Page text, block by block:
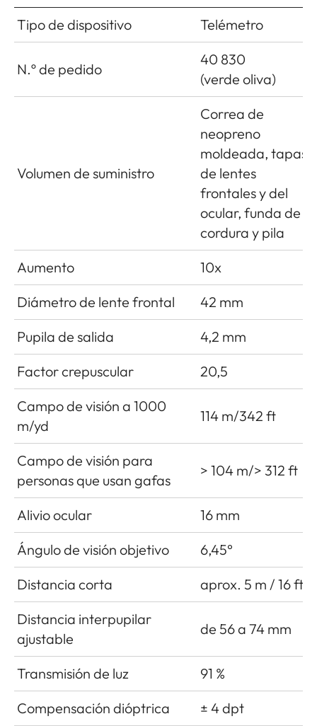
Tipo de dispositivo Telémetro
N.º de pedido
40 830
(verde oliva)
Volumen de suministro
Correa de
neopreno
moldeada, tapas
de lentes
frontales y del
ocular, funda de
cordura y pila
Aumento
10x
Diámetro de lente frontal
42 mm
Pupila de salida
4,2 mm
Factor crepuscular
20,5
Campo de visión a 1000
m/yd
114 m/342 ft
Campo de visión para
personas que usan gafas
> 104 m/> 312 ft
Alivio ocular
16 mm
Ángulo de visión objetivo
6,45°
Distancia corta
aprox. 5 m / 16 ft
Distancia interpupilar
ajustable
de 56 a 74 mm
Transmisión de luz
91 %
Compensación dióptrica
± 4 dpt